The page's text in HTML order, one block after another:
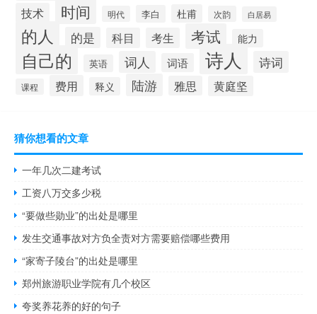
技术 时间 明代 李白 杜甫 次韵 白居易
的人 的是 科目 考生 考试 能力
自己的 英语 词人 词语 诗人 诗词
课程 费用 释义 陆游 雅思 黄庭坚
猜你想看的文章
一年几次二建考试
工资八万交多少税
“要做些勋业”的出处是哪里
发生交通事故对方负全责对方需要赔偿哪些费用
“家寄子陵台”的出处是哪里
郑州旅游职业学院有几个校区
夸奖养花养的好的句子